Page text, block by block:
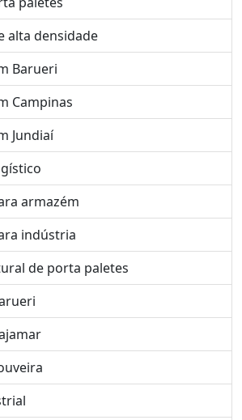
alta densidade
Barueri
Campinas
Jundiaí
armazém
indústria
de porta paletes